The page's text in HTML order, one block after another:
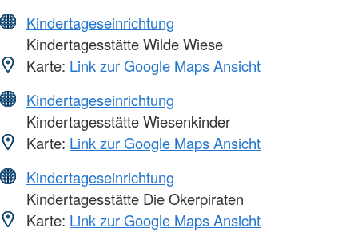
Kindertageseinrichtung
Kindertagesstätte Wilde Wiese
Karte: Link zur Google Maps Ansicht
Kindertageseinrichtung
Kindertagesstätte Wiesenkinder
Karte: Link zur Google Maps Ansicht
Kindertageseinrichtung
Kindertagesstätte Die Okerpiraten
Karte: Link zur Google Maps Ansicht